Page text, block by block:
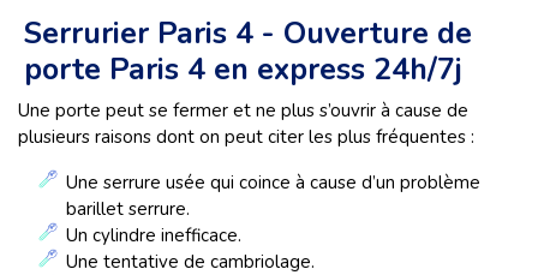
Serrurier Paris 4 - Ouverture de
porte Paris 4 en express 24h/7j
Une porte peut se fermer et ne plus s’ouvrir à cause de
plusieurs raisons dont on peut citer les plus fréquentes :
Une serrure usée qui coince à cause d’un problème
barillet serrure.
Un cylindre inefficace.
Une tentative de cambriolage.